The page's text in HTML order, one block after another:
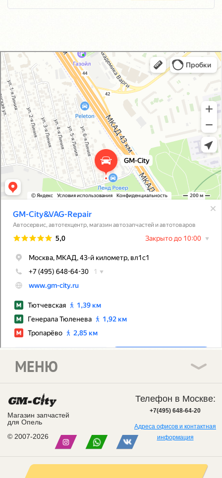
GM-City&VAG-Repair
Автосервис, автотехцентр в Москве
Магазин автозапчастей и автотоваров в Москве
Магазин запчастей
для Опель
© 2007-2026
МЕНЮ
Телефон в Москве:
+7(495) 648-64-20
Адреса офисов и контактная
информация